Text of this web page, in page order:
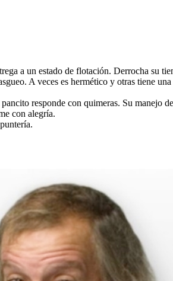
a un estado de flotación. Derrocha su
A veces es hermético y otras tiene
responde con quimeras. Su manejo
con alegría.